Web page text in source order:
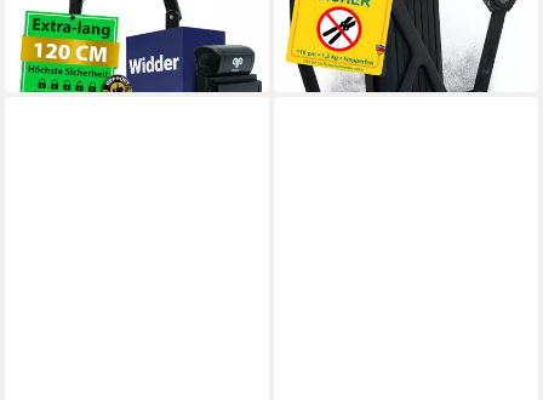
49,99 € UVP 65,99 €
-24%
in 2-3 Werktagen bei dir
79,20 € UVP104,99 €
-25%
in 2-3 Werktagen bei dir